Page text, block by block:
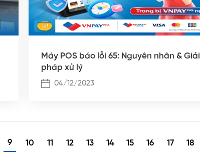
Máy POS báo lỗi 65: Nguyên nhân & Giải
pháp xử lý
04/12/2023
9 10 11 12 13 14 15 16 17 18